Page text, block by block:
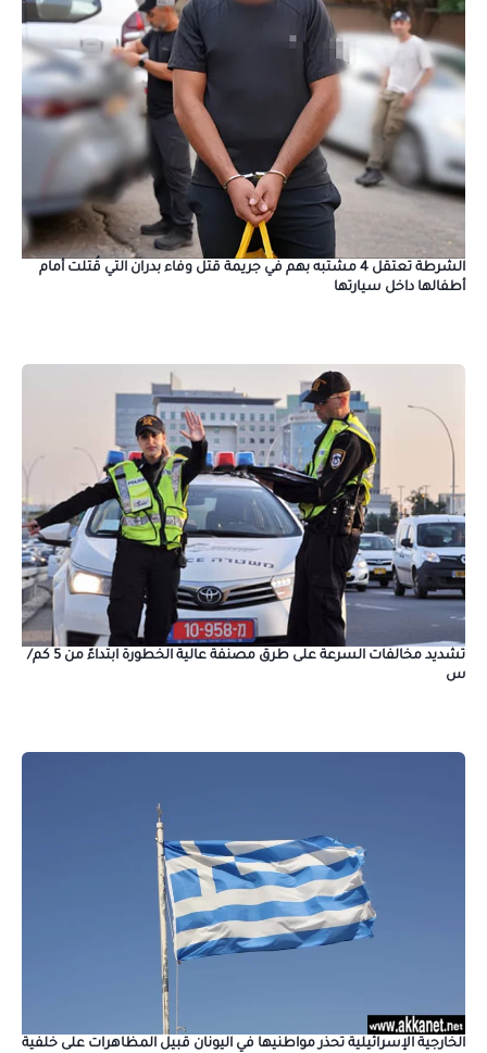
الشرطة تعتقل 4 مشتبه بهم في جريمة قتل وفاء بدران التي قُتلت أمام
أطفالها داخل سيارتها
تشديد مخالفات السرعة على طرق مصنفة عالية الخطورة ابتداءً من 5 كم/
س
الخارجية الإسرائيلية تحذر مواطنيها في اليونان قبيل المظاهرات على خلفية